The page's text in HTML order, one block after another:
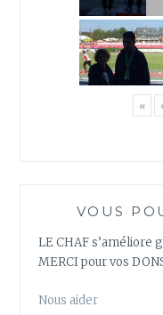
« ‹
VOUS
LE CHAF s’améliore
MERCI pour vos
Nous aider